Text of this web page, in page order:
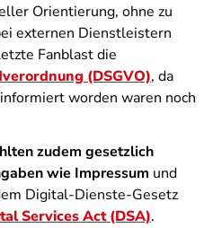
Orientierung, ohne zu
externen Dienstleistern
Fanblast die
(DSGVO), da
worden waren noch
zudem gesetzlich
wie Impressum und
Digital-Dienste-Gesetz
Services Act (DSA).